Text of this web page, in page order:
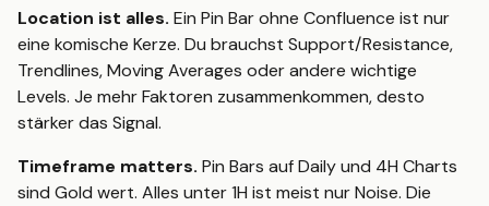
Location ist alles. Ein Pin Bar ohne Confluence ist nur
eine komische Kerze. Du brauchst Support/Resistance,
Trendlines, Moving Averages oder andere wichtige
Levels. Je mehr Faktoren zusammenkommen, desto
stärker das Signal.
Timeframe matters. Pin Bars auf Daily und 4H Charts
sind Gold wert. Alles unter 1H ist meist nur Noise. Die